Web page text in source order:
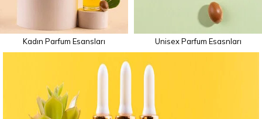
Kadın Parfum Esansları Unisex Parfum Esasnları